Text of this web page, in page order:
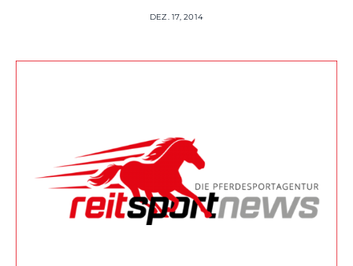
DEZ. 17, 2014